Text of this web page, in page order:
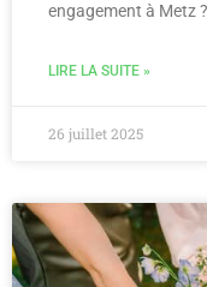
engagement à Metz
LIRE LA SUITE »
26 juillet 2025